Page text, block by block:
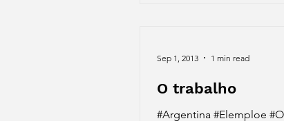
O trabalho
#Argentina #Elemploe
Sep 1, 2013 1 min read